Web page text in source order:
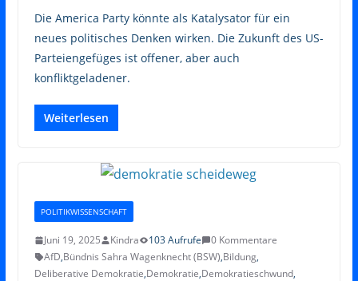
Die America Party könnte als Katalysator für ein
neues politisches Denken wirken. Die Zukunft des US-
Parteiengefüges ist offener, aber auch
konfliktgeladener.
Weiterlesen
POLITIKWISSENSCHAFT
Juni 19, 2025 Kindra 103 Aufrufe
0 Kommentare
AfD,Bündnis Sahra Wagenknecht (BSW),Bildung,
Deliberative Demokratie,Demokratie,Demokratieschwund,